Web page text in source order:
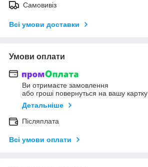
Самовивіз
Всі умови доставки
Умови оплати
Ви отримаєте замовлення
або гроші повернуться на вашу картку
Детальніше
Післяплата
Всі умови оплати